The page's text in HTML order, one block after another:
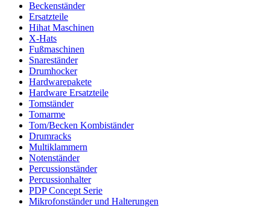
Beckenständer
Ersatzteile
Hihat Maschinen
X-Hats
Fußmaschinen
Snareständer
Drumhocker
Hardwarepakete
Hardware Ersatzteile
Tomständer
Tomarme
Tom/Becken Kombiständer
Drumracks
Multiklammern
Notenständer
Percussionständer
Percussionhalter
PDP Concept Serie
Mikrofonständer und Halterungen